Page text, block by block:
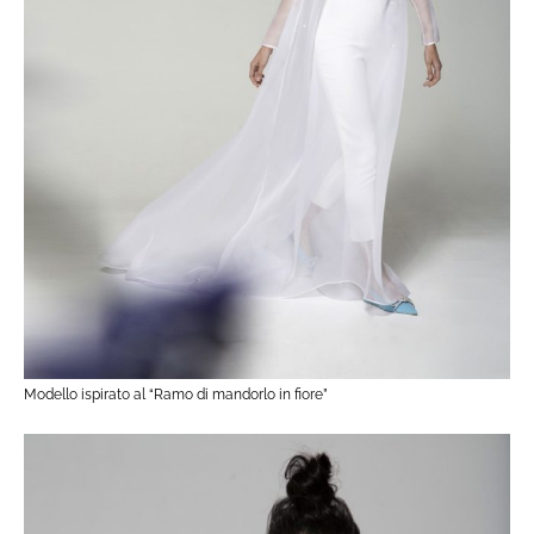
Modello ispirato al “Ramo di mandorlo in fiore”